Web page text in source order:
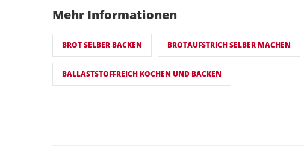
Mehr Informationen
BROT SELBER BACKEN BROTAUFSTRICH SELBER MACHEN
BALLASTSTOFFREICH KOCHEN UND BACKEN